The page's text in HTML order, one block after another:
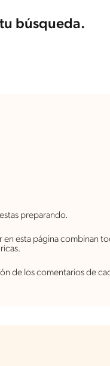
búsqueda.
preparando.
en esta página combinan
de los comentarios de